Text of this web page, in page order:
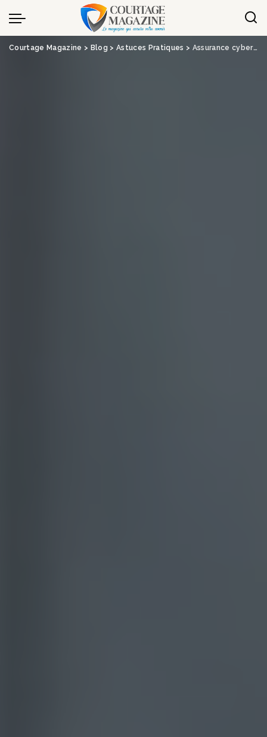
Panneau de gestion des cookies
Courtage Magazine > Blog > Astuces Pratiques > Assurance cyber : pourquoi le marché des TPE et PME ne prend pas